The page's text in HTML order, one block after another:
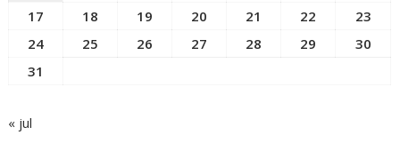
17
18 19 20 21 22
23
24
25 26 27 28 29
30
31
« jul